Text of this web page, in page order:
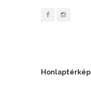
Honlaptérkép